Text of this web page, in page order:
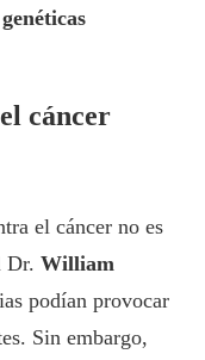
cáncer
el cáncer no es
Dr. William
podían provocar
Sin embargo,